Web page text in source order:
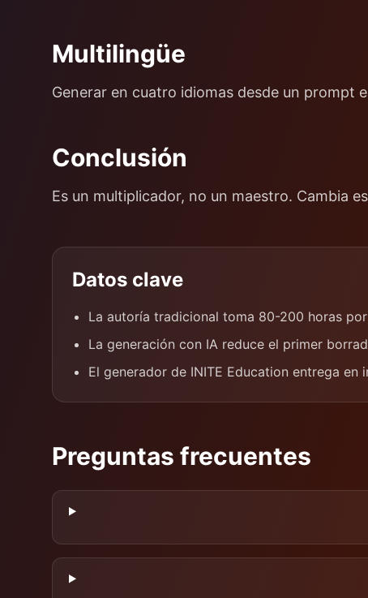
Multilingüe
Generar en cuatro idiomas desde un prompt
Conclusión
Es un multiplicador, no un maestro. Cambia
Datos clave
La autoría tradicional toma 80-200 horas
La generación con IA reduce el primer
El generador de INITE Education entrega en
Preguntas frecuentes